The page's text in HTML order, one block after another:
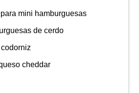
mini hamburguesas
de cerdo
cheddar